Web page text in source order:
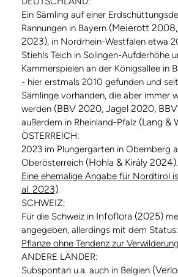
Ein Sämling auf einer
Rannungen in Bayern (Meierott
2023), in Nordrhein-Westfalen etwa
Stiehls Teich in Solingen-Aufderhöhe
Kammerspielen an der Königsallee in
- hier erstmals 2010 gefunden und
Sämlinge vorhanden, die aber immer
werden (BBV 2020, Jagel 2020,
außerdem in Rheinland-Pfalz (Lang &
ÖSTERREICH:
2023 im Plungergarten in Obernberg
Oberösterreich (Hohla & Kiràly 2024).
Eine ehemalige Angabe für Nordtirol
al. 2023).
SCHWEIZ:
Für die Schweiz in Infoflora (2025)
angegeben, allerdings mit dem Status:
Pflanze ohne Tendenz zur Verwilderung
ANDERE LÄNDER:
Subspontan u.a. auch in Belgien